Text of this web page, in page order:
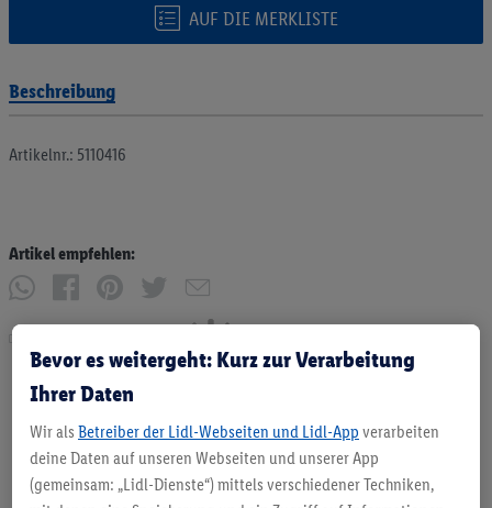
AUF DIE MERKLISTE
Beschreibung
Artikelnr.: 5110416
Artikel empfehlen:
Bevor es weitergeht: Kurz zur Verarbeitung
Ihrer Daten
Wir als Betreiber der Lidl-Webseiten und Lidl-App verarbeiten
deine Daten auf unseren Webseiten und unserer App
(gemeinsam: „Lidl-Dienste“) mittels verschiedener Techniken,